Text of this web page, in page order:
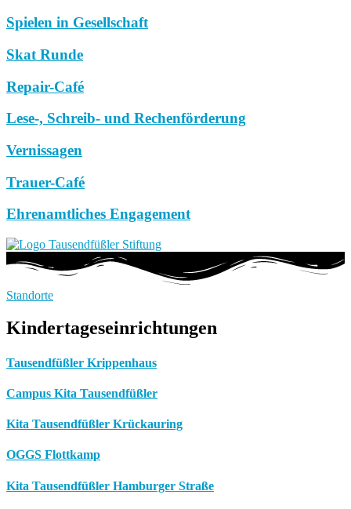
Spielen in Gesellschaft
Skat Runde
Repair-Café
Lese-, Schreib- und Rechenförderung
Vernissagen
Trauer-Café
Ehrenamtliches Engagement
Standorte
Kindertageseinrichtungen
Tausendfüßler Krippenhaus
Campus Kita Tausendfüßler
Kita Tausendfüßler Krückauring
OGGS Flottkamp
Kita Tausendfüßler Hamburger Straße